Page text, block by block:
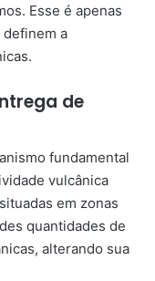
Esse é apenas
a
de
fundamental
vulcânica
em zonas
quantidades de
alterando sua